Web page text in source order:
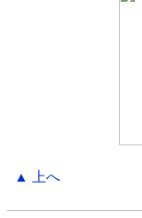
▲ 上へ